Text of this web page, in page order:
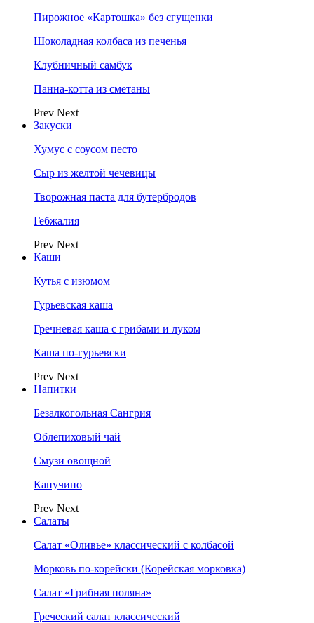
Пирожное «Картошка» без сгущенки
Шоколадная колбаса из печенья
Клубничный самбук
Панна-котта из сметаны
Prev Next
Закуски
Хумус с соусом песто
Сыр из желтой чечевицы
Творожная паста для бутербродов
Гебжалия
Prev Next
Каши
Кутья с изюмом
Гурьевская каша
Гречневая каша с грибами и луком
Каша по-гурьевски
Prev Next
Напитки
Безалкогольная Сангрия
Облепиховый чай
Смузи овощной
Капучино
Prev Next
Салаты
Салат «Оливье» классический с колбасой
Морковь по-корейски (Корейская морковка)
Салат «Грибная поляна»
Греческий салат классический